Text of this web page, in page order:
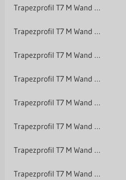
Trapezprofil T7 M Wand Polyester 25 µm
Trapezprofil T7 M Wand Polyester 25 µm
Trapezprofil T7 M Wand Purlak/Purmat 50 µm
Trapezprofil T7 M Wand Purlak/Purmat 50 µm
Trapezprofil T7 M Wand Aluminium
Trapezprofil T7 M Wand Aluminium
Trapezprofil T7 M Wand Holzoptik
Trapezprofil T7 M Wand Holzoptik